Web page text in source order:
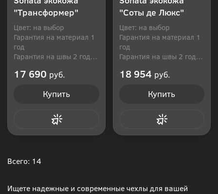
"Трансформер"
Цвет: на выбор
Гарантия на материал 1
год
Гарантия на швы 2 года
17 690 руб.
Купить
"Соты де Люкс"
Цвет: на выбор
Гарантия на материал 1
год
Гарантия на швы 2 года
18 954 руб.
Купить
Всего: 14
Ищете надежные и современные чехлы для вашей